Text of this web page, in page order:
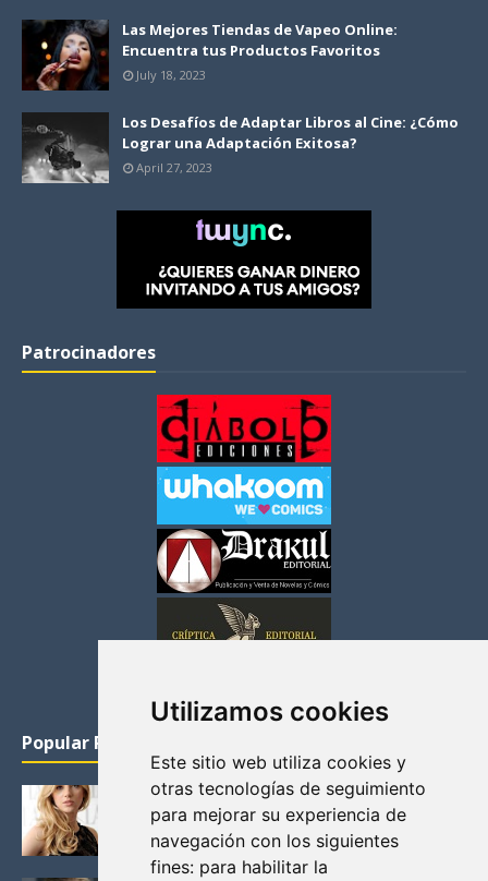
Utilizamos cookies
Este sitio web utiliza cookies y
otras tecnologías de seguimiento
para mejorar su experiencia de
navegación con los siguientes
fines: para habilitar la
Las Mejores Tiendas de Vapeo Online:
Encuentra tus Productos Favoritos
July 18, 2023
Los Desafíos de Adaptar Libros al Cine: ¿Cómo
Lograr una Adaptación Exitosa?
April 27, 2023
Patrocinadores
Popular Posts
KATHERYN WINNICK: LA ACTRIZ MAS GUAPA DE
VIKINGOS
Junio 14, 2013